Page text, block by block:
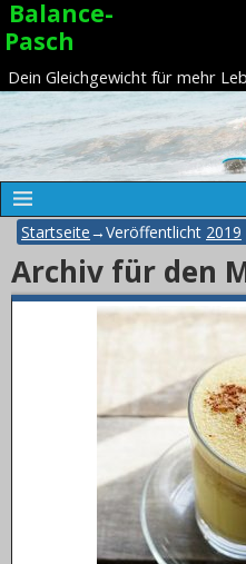
Balance-
Pasch
Dein Gleichgewicht für mehr
Startseite→Veröffentlicht 2019
Archiv für den